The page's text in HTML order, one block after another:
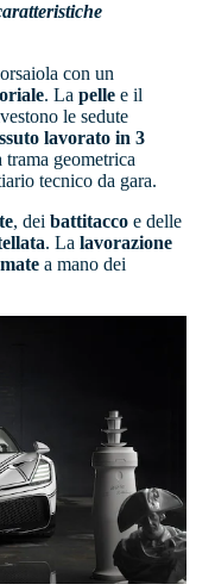
con un
. La pelle e il
le sedute
lavorato in 3
trama geometrica
tecnico da gara.
, dei battitacco e delle
. La lavorazione
a mano dei